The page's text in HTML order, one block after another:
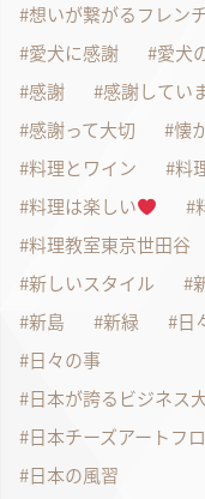
想いが繋がるフレン
愛犬に感謝
愛犬
感謝
感謝してい
感謝って大切
懐
料理とワイン
料
料理は楽しい
料理教室東京世田谷
新しいスタイル
新島
新緑
日
日々の事
日本が誇るビジネス
日本チーズアートフ
日本の風習